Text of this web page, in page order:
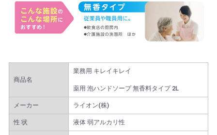
商品名
業務用 キレイキレイ
薬用 泡ハンドソープ 無香料タイプ 2L
メーカー ライオン(株)
性 状 液体 弱アルカリ性